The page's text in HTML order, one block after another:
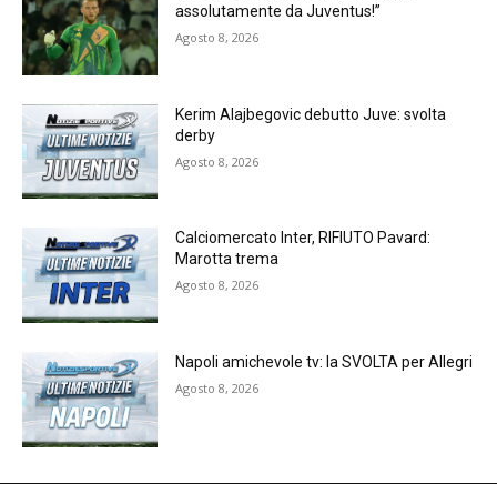
assolutamente da Juventus!”
Agosto 8, 2026
Kerim Alajbegovic debutto Juve: svolta
derby
Agosto 8, 2026
Calciomercato Inter, RIFIUTO Pavard:
Marotta trema
Agosto 8, 2026
Napoli amichevole tv: la SVOLTA per Allegri
Agosto 8, 2026